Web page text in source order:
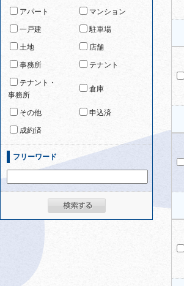
アパート マンション
一戸建 駐車場
土地 店舗
事務所 テナント
テナント・
事務所
倉庫
その他 申込済
成約済
フリーワード